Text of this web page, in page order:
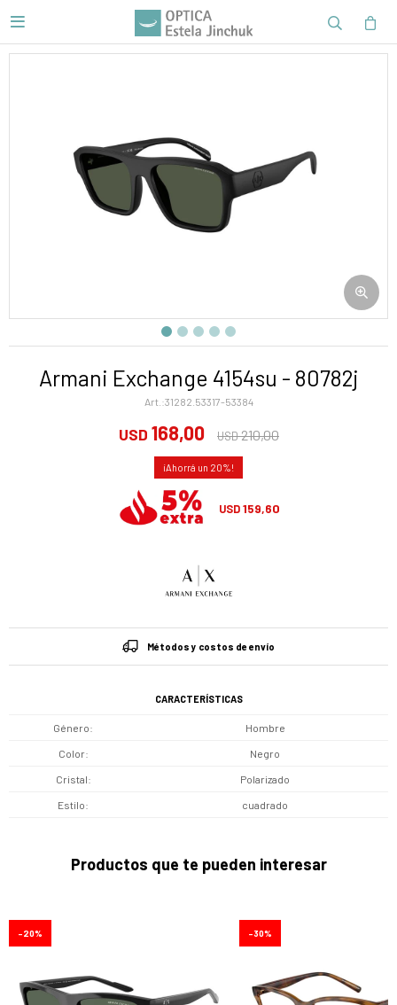

Armani Exchange 4154su - 80782j
31282.53317-53384
USD 168,00 USD210,00
20
USD159,60
Métodos y costos de envío
CARACTERÍSTICAS
Género Hombre
Color Negro
Cristal Polarizado
Estilo cuadrado
Productos que te pueden interesar
20 30